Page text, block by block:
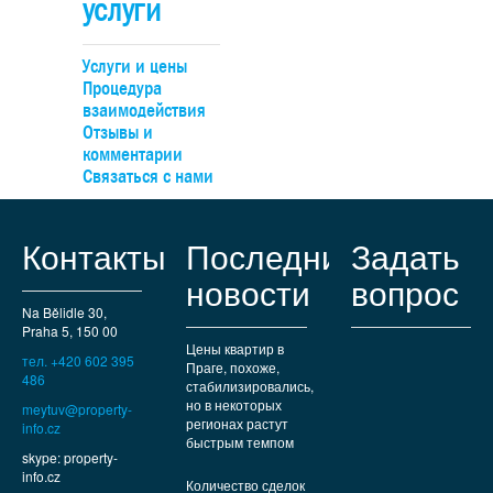
размере приблизительно 20 млн.крон. Объект
владельце или с возможностью гибкого разделения на
отдельных инвестиционных этапа. Вилла в тихом и
престижном районе с дипломатическими резиденциями
соседству. Идеальное место для жизни: рядом
школы, спортплощадки и торговые центры. До узла
можно легко доехать на автобусе, а на машине —
услуги
Услуги и цены
Процедура
взаимодействия
Отзывы и
комментарии
Связаться с нами
Контакты
Na Bělidle 30,
Praha 5, 150 00
тел. +420 602 395
486
meytuv@property-
info.cz
skype: property-
info.cz
Последние
новости
Цены квартир в
Праге, похоже,
стабилизировались,
но в некоторых
регионах растут
быстрым темпом
Количество сделок
Задать
вопрос